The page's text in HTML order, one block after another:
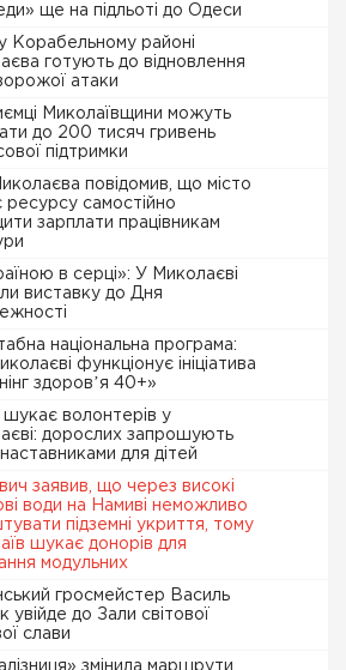
ще на підльоті до Одеси
Корабельному районі
готують до відновлення
атаки
Миколаївщини можуть
до 200 тисяч гривень
підтримки
повідомив, що місто
ресурсу самостійно
зарплати працівникам
в серці»: У Миколаєві
виставку до Дня
національна програма:
функціонує ініціатива
здоровʼя 40+»
шукає волонтерів у
дорослих запрошують
для дітей
заявив, що через високі
води на Намиві неможливо
підземні укриття, тому
шукає донорів для
модульних
гросмейстер Василь
увійде до Зали світової
слави
змінила маршрути